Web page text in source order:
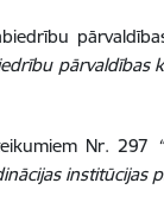
Nr. 297
institūcijas